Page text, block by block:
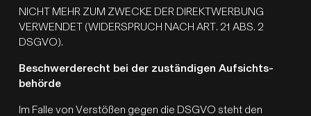
NICHT MEHR ZUM ZWECKE DER DIREKTWERBUNG
VERWENDET (WIDERSPRUCH NACH ART. 21 ABS. 2
DSGVO).
Beschwerde­recht bei der zuständigen Aufsichts­
behörde
Im Falle von Verstößen gegen die DSGVO steht den